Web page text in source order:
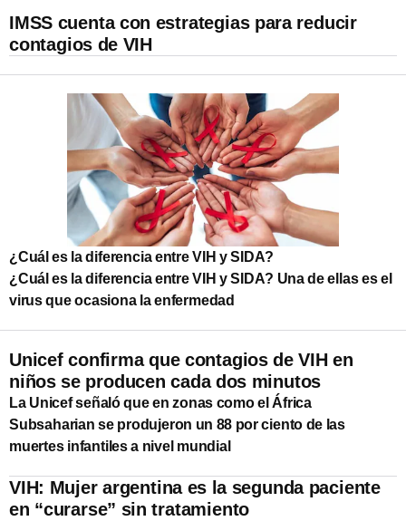
IMSS cuenta con estrategias para reducir
contagios de VIH
¿Cuál es la diferencia entre VIH y SIDA?
¿Cuál es la diferencia entre VIH y SIDA? Una de ellas es el
virus que ocasiona la enfermedad
Unicef confirma que contagios de VIH en
niños se producen cada dos minutos
La Unicef señaló que en zonas como el África
Subsaharian se produjeron un 88 por ciento de las
muertes infantiles a nivel mundial
VIH: Mujer argentina es la segunda paciente
en “curarse” sin tratamiento